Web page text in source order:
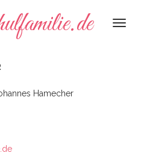
Hamecher